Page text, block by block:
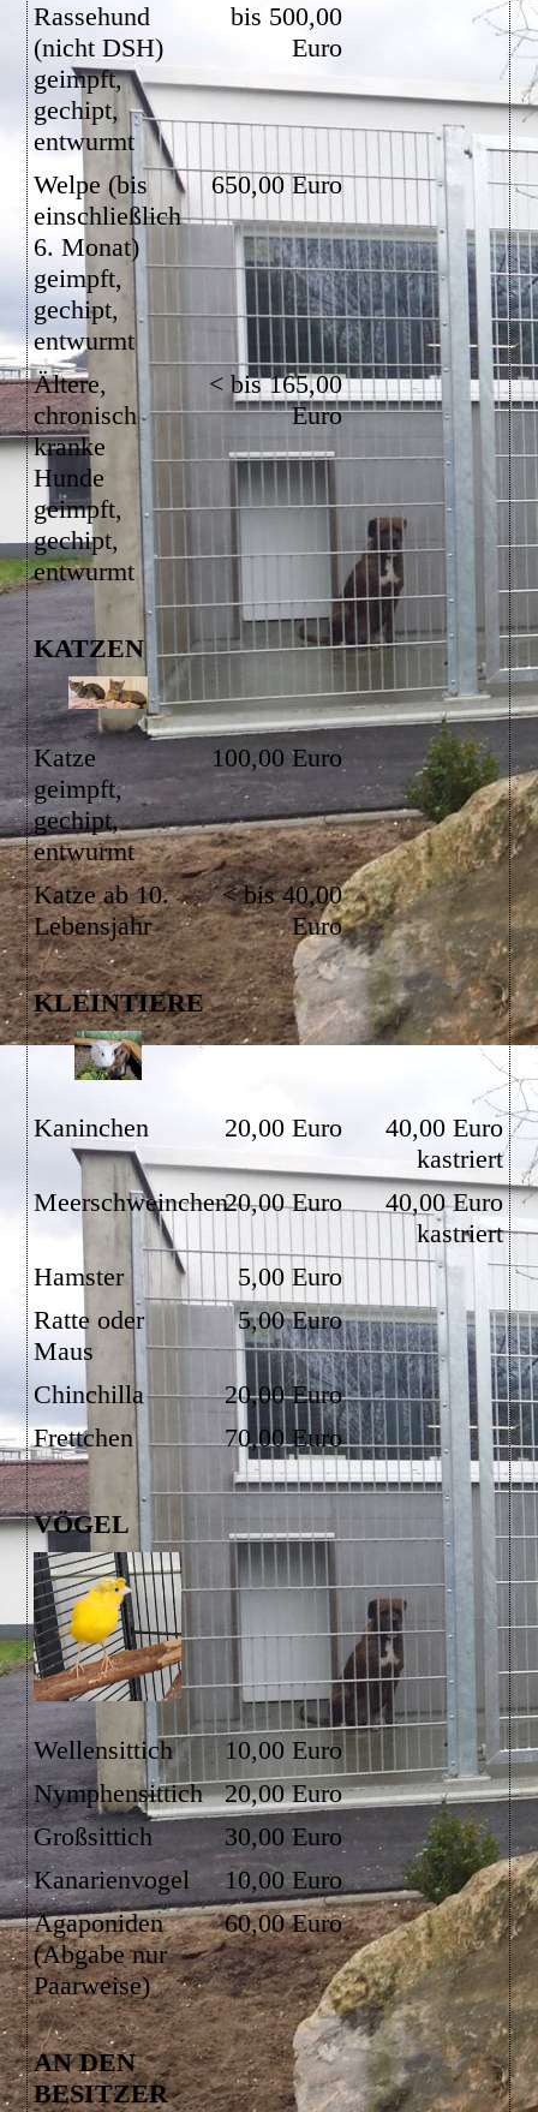
Rassehund
(nicht DSH)
geimpft,
gechipt,
entwurmt
bis 500,00
Euro
Welpe (bis
einschließlich
6. Monat)
geimpft,
gechipt,
entwurmt
650,00 Euro
Ältere,
chronisch
kranke
Hunde
geimpft,
gechipt,
entwurmt
< bis 165,00
Euro
KATZEN
Katze
geimpft,
gechipt,
entwurmt
100,00 Euro
Katze ab 10.
Lebensjahr
< bis 40,00
Euro
KLEINTIERE
Kaninchen 20,00 Euro
40,00 Euro
kastriert
Meerschweinchen20,00 Euro
40,00 Euro
kastriert
Hamster
5,00 Euro
Ratte oder
Maus
5,00 Euro
Chinchilla
20,00 Euro
Frettchen
70,00 Euro
VÖGEL
Wellensittich
10,00 Euro
Nymphensittich
20,00 Euro
Großsittich
30,00 Euro
Kanarienvogel
10,00 Euro
Agaponiden
(Abgabe nur
Paarweise)
60,00 Euro
AN DEN
BESITZER